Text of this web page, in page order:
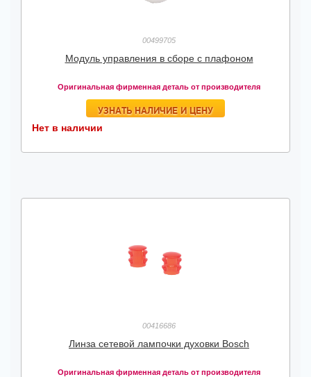
00499705
Модуль управления в сборе с плафоном
Оригинальная фирменная деталь от производителя
УЗНАТЬ НАЛИЧИЕ И ЦЕНУ
Нет в наличии
00416686
Линза сетевой лампочки духовки Bosch
Оригинальная фирменная деталь от производителя